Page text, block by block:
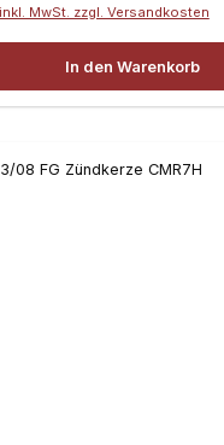
MwSt. zzgl. Versandkosten
In den Warenkorb